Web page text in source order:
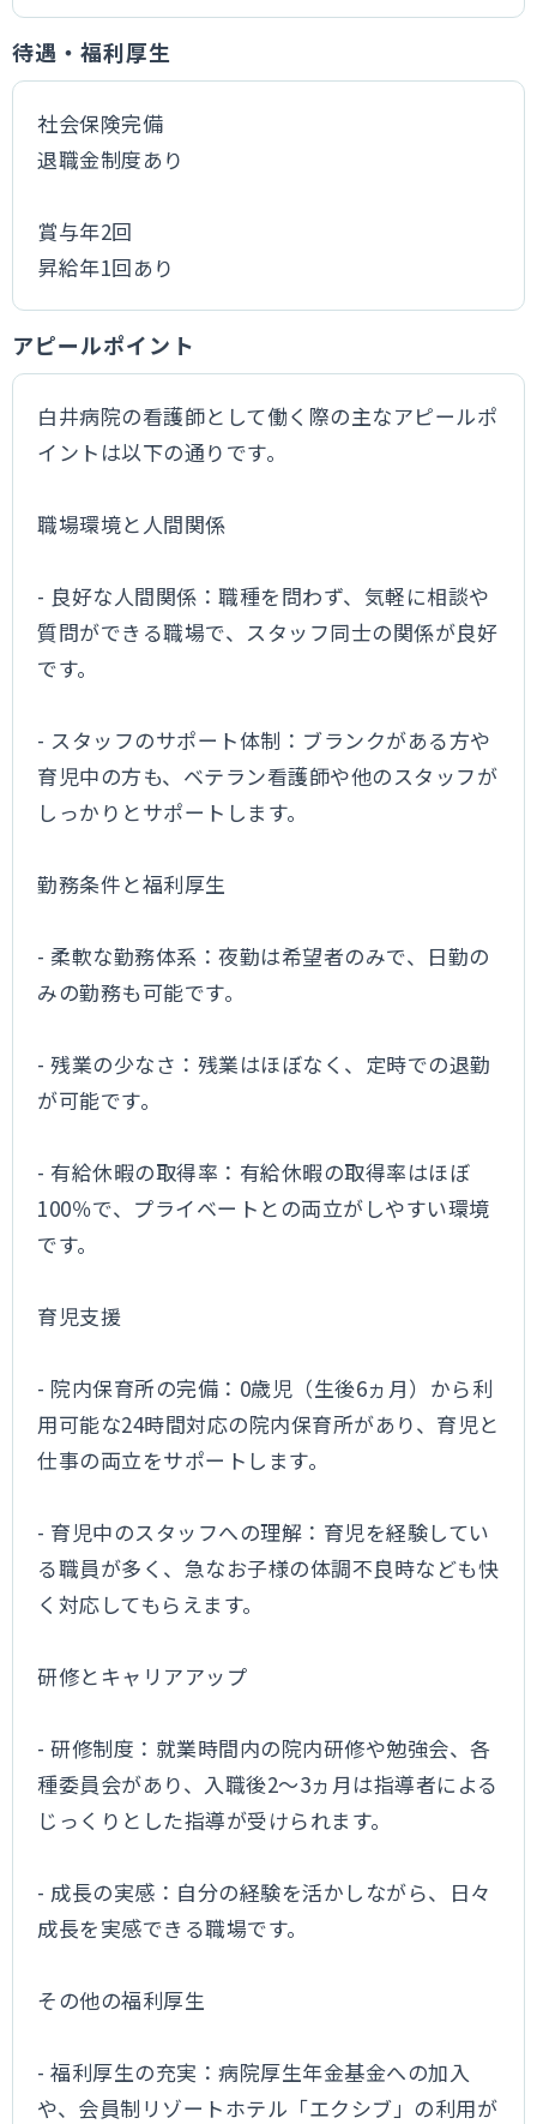
待遇・福利厚生
社会保険完備
退職金制度あり
賞与年2回
昇給年1回あり
アピールポイント
白井病院の看護師として働く際の主なアピールポ
イントは以下の通りです。
職場環境と人間関係
- 良好な人間関係：職種を問わず、気軽に相談や
質問ができる職場で、スタッフ同士の関係が良好
です。
- スタッフのサポート体制：ブランクがある方や
育児中の方も、ベテラン看護師や他のスタッフが
しっかりとサポートします。
勤務条件と福利厚生
- 柔軟な勤務体系：夜勤は希望者のみで、日勤の
みの勤務も可能です。
- 残業の少なさ：残業はほぼなく、定時での退勤
が可能です。
- 有給休暇の取得率：有給休暇の取得率はほぼ
100％で、プライベートとの両立がしやすい環境
です。
育児支援
- 院内保育所の完備：0歳児（生後6ヵ月）から利
用可能な24時間対応の院内保育所があり、育児と
仕事の両立をサポートします。
- 育児中のスタッフへの理解：育児を経験してい
る職員が多く、急なお子様の体調不良時なども快
く対応してもらえます。
研修とキャリアアップ
- 研修制度：就業時間内の院内研修や勉強会、各
種委員会があり、入職後2～3ヵ月は指導者による
じっくりとした指導が受けられます。
- 成長の実感：自分の経験を活かしながら、日々
成長を実感できる職場です。
その他の福利厚生
- 福利厚生の充実：病院厚生年金基金への加入
や、会員制リゾートホテル「エクシブ」の利用が